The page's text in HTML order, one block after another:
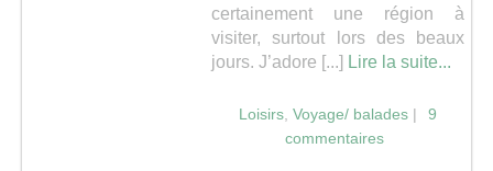
certainement une région à
visiter, surtout lors des beaux
jours. J’adore [...] Lire la suite...
Loisirs, Voyage/ balades|
9
commentaires